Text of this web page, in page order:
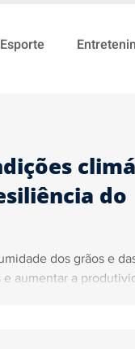
Esporte
Almeida
do
dos grãos e
e aumentar a